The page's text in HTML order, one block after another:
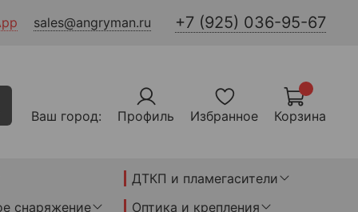
sales@angryman.ru +7 (925) 036-95-67
Ваш город: Профиль Избранное Корзина
ДТКП и пламегасители
снаряжение
Оптика и крепления